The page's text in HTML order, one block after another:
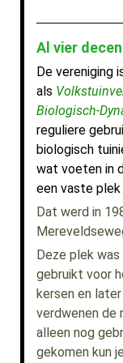
Al vier
De vereniging
als
Biologisch-
reguliere
biologisch
wat voeten in
een vaste plek
Dat werd in
Deze plek
gebruikt voor
kersen en
verdwenen de
alleen nog
gekomen kun